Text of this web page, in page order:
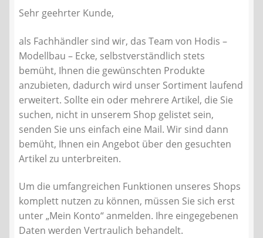
Öle- und Schmierstoff Verordnung
Vereine & Foren
Kontakt
AGB
Widerrufsbelehrung
Impressum
Sehr geehrter Kunde,
als Fachhändler sind wir, das Team von Hodis –
Modellbau – Ecke, selbstverständlich stets
bemüht, Ihnen die gewünschten Produkte
anzubieten, dadurch wird unser Sortiment laufend
erweitert. Sollte ein oder mehrere Artikel, die Sie
suchen, nicht in unserem Shop gelistet sein,
senden Sie uns einfach eine Mail. Wir sind dann
bemüht, Ihnen ein Angebot über den gesuchten
Artikel zu unterbreiten.
Um die umfangreichen Funktionen unseres Shops
komplett nutzen zu können, müssen Sie sich erst
unter „Mein Konto“ anmelden. Ihre eingegebenen
Daten werden Vertraulich behandelt.